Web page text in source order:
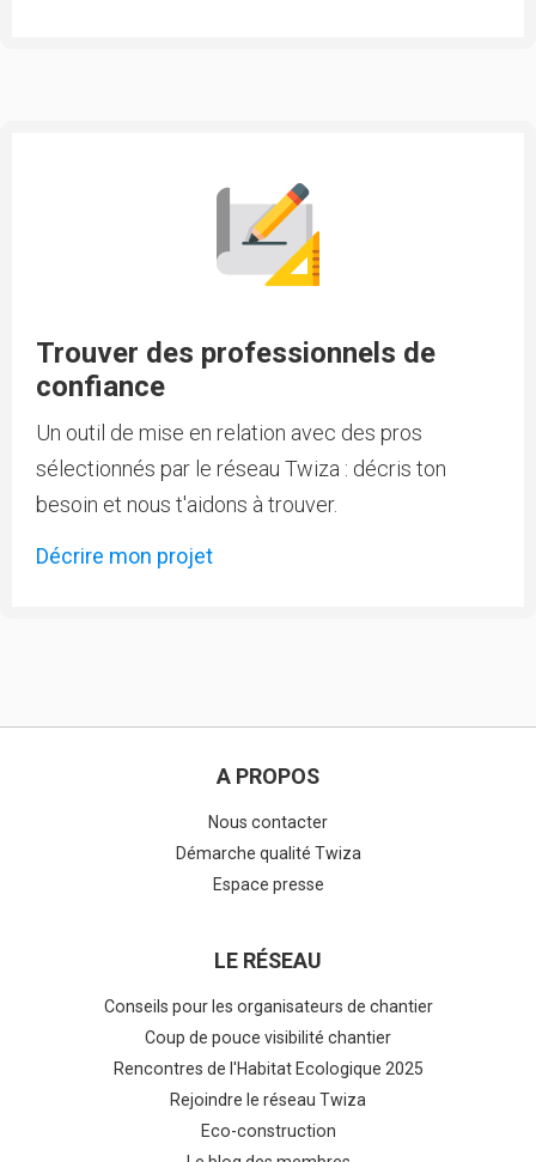
Trouver des professionnels de
confiance
Un outil de mise en relation avec des pros
sélectionnés par le réseau Twiza : décris ton
besoin et nous t'aidons à trouver.
Décrire mon projet
A PROPOS
Nous contacter
Démarche qualité Twiza
Espace presse
LE RÉSEAU
Conseils pour les organisateurs de chantier
Coup de pouce visibilité chantier
Rencontres de l'Habitat Ecologique 2025
Rejoindre le réseau Twiza
Eco-construction